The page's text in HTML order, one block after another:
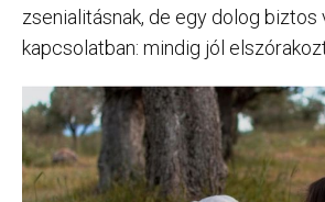
zsenialitásnak, de egy dolog biztos
kapcsolatban: mindig jól